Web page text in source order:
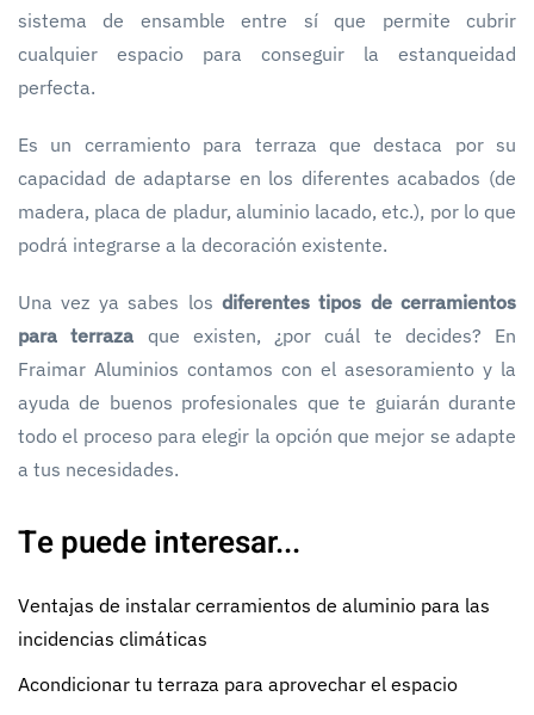
sistema de ensamble entre sí que permite cubrir
cualquier espacio para conseguir la estanqueidad
perfecta.
Es un cerramiento para terraza que destaca por su
capacidad de adaptarse en los diferentes acabados (de
madera, placa de pladur, aluminio lacado, etc.), por lo que
podrá integrarse a la decoración existente.
Una vez ya sabes los diferentes tipos de cerramientos
para terraza que existen, ¿por cuál te decides? En
Fraimar Aluminios contamos con el asesoramiento y la
ayuda de buenos profesionales que te guiarán durante
todo el proceso para elegir la opción que mejor se adapte
a tus necesidades.
Te puede interesar...
Ventajas de instalar cerramientos de aluminio para las
incidencias climáticas
Acondicionar tu terraza para aprovechar el espacio